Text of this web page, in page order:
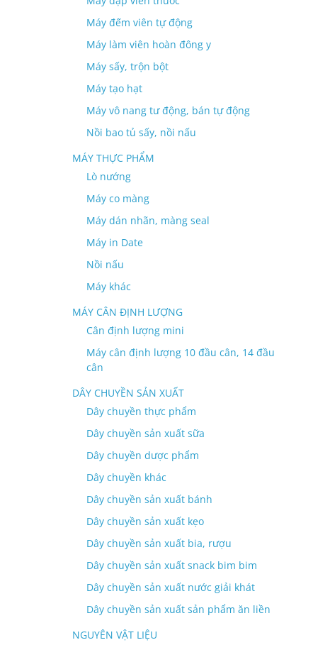
Máy đếm viên tự động
Máy làm viên hoàn đông y
Máy sấy, trộn bột
Máy tạo hạt
Máy vô nang tư động, bán tự động
Nồi bao tủ sấy, nồi nấu
MÁY THỰC PHẨM
Lò nướng
Máy co màng
Máy dán nhãn, màng seal
Máy in Date
Nồi nấu
Máy khác
MÁY CÂN ĐỊNH LƯỢNG
Cân định lượng mini
Máy cân định lượng 10 đầu cân, 14 đầu
cân
DÂY CHUYỀN SẢN XUẤT
Dây chuyền thực phẩm
Dây chuyền sản xuất sữa
Dây chuyền dược phẩm
Dây chuyền khác
Dây chuyền sản xuất bánh
Dây chuyền sản xuất kẹo
Dây chuyền sản xuất bia, rượu
Dây chuyền sản xuất snack bim bim
Dây chuyền sản xuất nước giải khát
Dây chuyền sản xuất sản phẩm ăn liền
NGUYÊN VẬT LIỆU